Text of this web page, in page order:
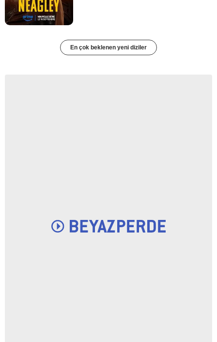
En çok beklenen yeni diziler